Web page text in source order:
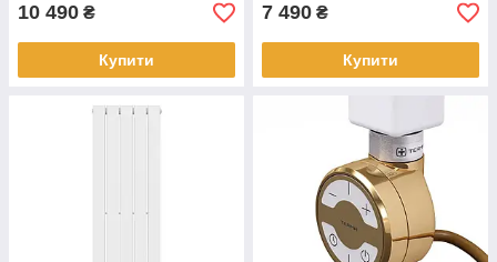
10 490 ₴
Купити
7 490 ₴
Купити